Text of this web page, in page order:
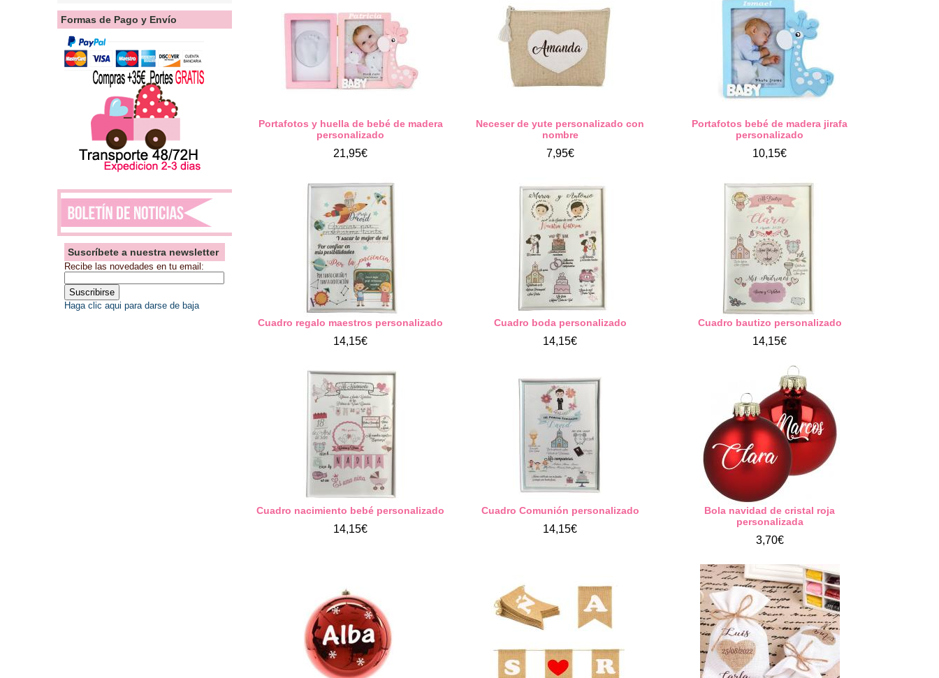
Formas de Pago y Envío
Suscríbete a nuestra newsletter
Recibe las novedades en tu email:
Haga clic aqui para darse de baja
Portafotos y huella de bebé de madera
personalizado
21,95€
Neceser de yute personalizado con
nombre
7,95€
Portafotos bebé de madera jirafa
personalizado
10,15€
Cuadro regalo maestros personalizado
14,15€
Cuadro boda personalizado
14,15€
Cuadro bautizo personalizado
14,15€
Cuadro nacimiento bebé personalizado
14,15€
Cuadro Comunión personalizado
14,15€
Bola navidad de cristal roja
personalizada
3,70€